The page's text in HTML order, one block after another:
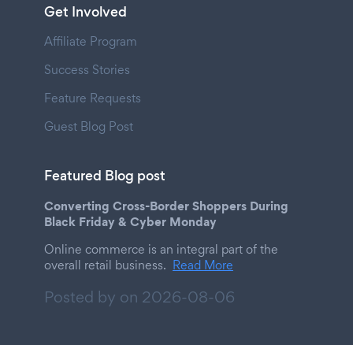
Get Involved
Affiliate Program
Success Stories
Feature Requests
Guest Blog Post
Featured Blog post
Converting Cross-Border Shoppers During
Black Friday & Cyber Monday
Online commerce is an integral part of the
overall retail business. Read More
Posted by on 2026-08-06